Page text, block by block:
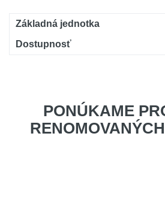
Základná jednotka
Dostupnosť
PONÚKAME